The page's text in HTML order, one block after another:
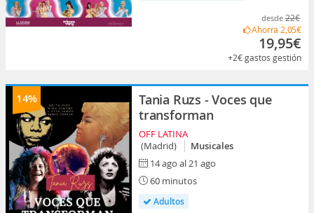
desde 22€
Ahorra 2,05€
19,95€
+2€gastos gestión
14%
Tania Ruzs - Voces que
transforman
OFF LATINA
(Madrid)
Musicales
14 ago al 21 ago
60 minutos
Adultos